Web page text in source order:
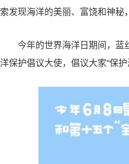
索发现海洋的美丽、富饶和神
今年的世界海洋日期间，
洋保护倡议大使，倡议大家“保